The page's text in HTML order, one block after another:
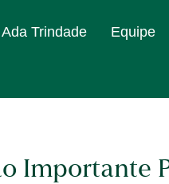
Trindade Equipe
Importante